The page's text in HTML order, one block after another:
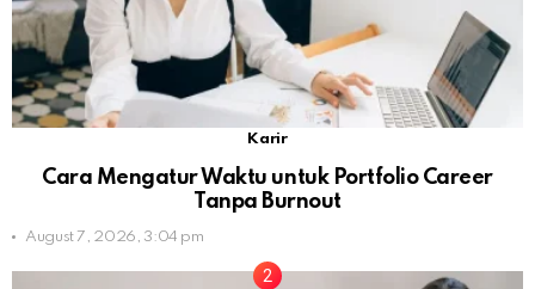
Karir
Cara Mengatur Waktu untuk Portfolio Career
Tanpa Burnout
August 7, 2026, 3:04 pm